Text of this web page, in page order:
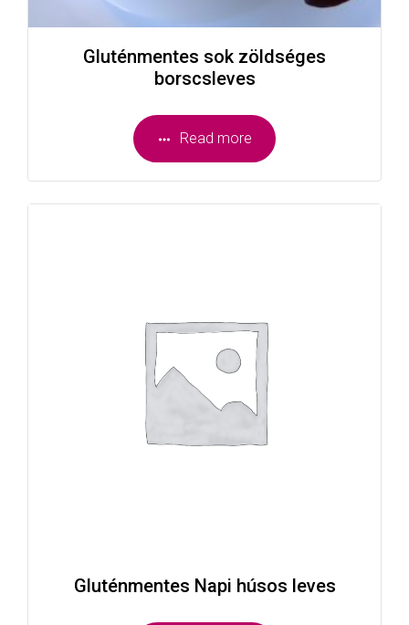
Gluténmentes sok zöldséges
borscsleves
Read more
Gluténmentes Napi húsos leves